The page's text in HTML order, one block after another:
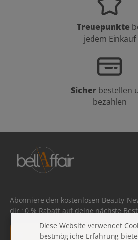
Treuepunkte
jedem Einkauf
Sicher bestellen
bezahlen
Abonniere den kostenlosen Beauty-
dir 10 % Rabatt auf deine nächste
E-Mail-Adresse*Diese Website verwendet
bestmögliche Erfahrung